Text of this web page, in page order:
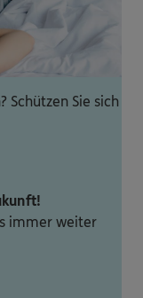
Schützen Sie sich
immer weiter